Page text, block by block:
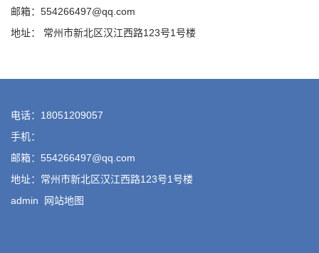
邮箱：554266497@qq.com
地址： 常州市新北区汉江西路123号1号楼
电话：18051209057
手机：
邮箱：554266497@qq.com
地址：常州市新北区汉江西路123号1号楼
admin
网站地图